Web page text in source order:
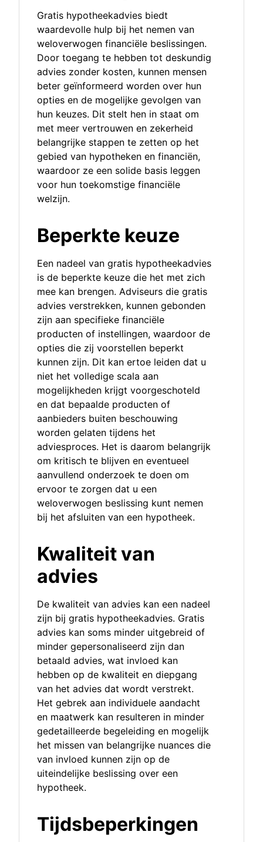
Gratis hypotheekadvies biedt
waardevolle hulp bij het nemen van
weloverwogen financiële beslissingen.
Door toegang te hebben tot deskundig
advies zonder kosten, kunnen mensen
beter geïnformeerd worden over hun
opties en de mogelijke gevolgen van
hun keuzes. Dit stelt hen in staat om
met meer vertrouwen en zekerheid
belangrijke stappen te zetten op het
gebied van hypotheken en financiën,
waardoor ze een solide basis leggen
voor hun toekomstige financiële
welzijn.
Beperkte keuze
Een nadeel van gratis hypotheekadvies
is de beperkte keuze die het met zich
mee kan brengen. Adviseurs die gratis
advies verstrekken, kunnen gebonden
zijn aan specifieke financiële
producten of instellingen, waardoor de
opties die zij voorstellen beperkt
kunnen zijn. Dit kan ertoe leiden dat u
niet het volledige scala aan
mogelijkheden krijgt voorgeschoteld
en dat bepaalde producten of
aanbieders buiten beschouwing
worden gelaten tijdens het
adviesproces. Het is daarom belangrijk
om kritisch te blijven en eventueel
aanvullend onderzoek te doen om
ervoor te zorgen dat u een
weloverwogen beslissing kunt nemen
bij het afsluiten van een hypotheek.
Kwaliteit van
advies
De kwaliteit van advies kan een nadeel
zijn bij gratis hypotheekadvies. Gratis
advies kan soms minder uitgebreid of
minder gepersonaliseerd zijn dan
betaald advies, wat invloed kan
hebben op de kwaliteit en diepgang
van het advies dat wordt verstrekt.
Het gebrek aan individuele aandacht
en maatwerk kan resulteren in minder
gedetailleerde begeleiding en mogelijk
het missen van belangrijke nuances die
van invloed kunnen zijn op de
uiteindelijke beslissing over een
hypotheek.
Tijdsbeperkingen